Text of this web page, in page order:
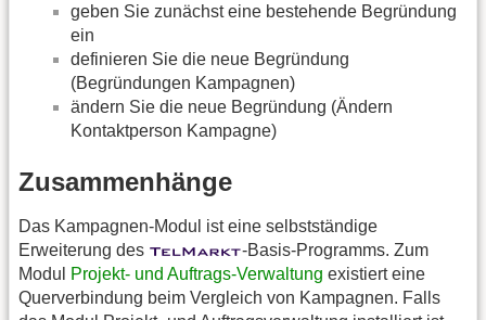
geben Sie zunächst eine bestehende Begründung
ein
definieren Sie die neue Begründung
(Begründungen Kampagnen)
ändern Sie die neue Begründung (Ändern
Kontaktperson Kampagne)
Zusammenhänge
Das Kampagnen-Modul ist eine selbstständige
Erweiterung des
-Basis-Programms. Zum
Modul
Projekt- und Auftrags-Verwaltung existiert eine
Querverbindung beim Vergleich von Kampagnen. Falls